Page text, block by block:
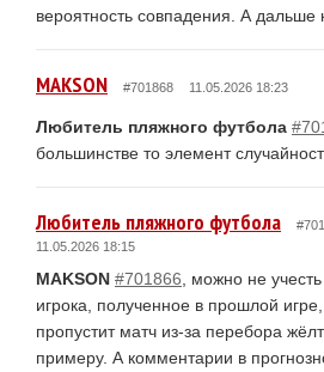
вероятность совпадения. А дальше
MAKSON #701868 11.05.2026 18:23
Любитель пляжного футбола
большинстве то элемент
Любитель пляжного футбола
11.05.2026 18:15
MAKSON #701866 , можно не
игрока, полученное в прошлой
пропустит матч из-за перебора
примеру. А комментарии в